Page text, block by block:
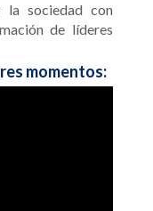
la sociedad con
de líderes
momentos: